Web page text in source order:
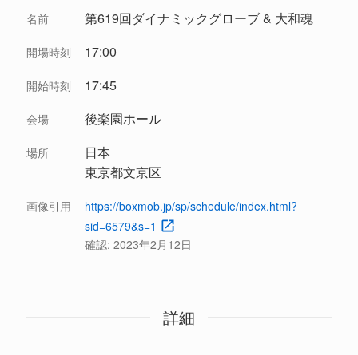
名前 第619回ダイナミックグローブ & 大和魂
開場時刻 17:00
開始時刻 17:45
会場 後楽園ホール
場所
日本
東京都文京区
画像引用
https://boxmob.jp/sp/schedule/index.html?
sid=6579&s=1
確認: 2023年2月12日
詳細